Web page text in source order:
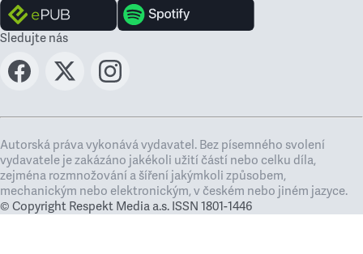
Sledujte nás
Autorská práva vykonává vydavatel. Bez písemného svolení
vydavatele je zakázáno jakékoli užití částí nebo celku díla,
zejména rozmnožování a šíření jakýmkoli způsobem,
mechanickým nebo elektronickým, v českém nebo jiném jazyce.
© Copyright Respekt Media a.s. ISSN 1801-1446